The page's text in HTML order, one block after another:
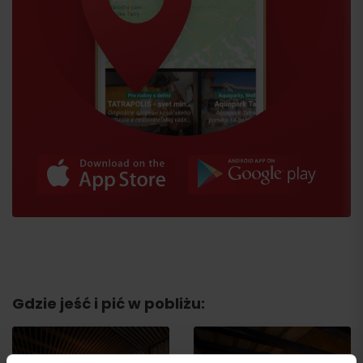
– przejazd ratrakiem na Lukovą do restauracji VON ROLL i z powrotem
(20:15, 20.45, 21.15, 21:45)
– pyszne 4-daniowe menu
Gdzie jeść i pić w pobliżu: